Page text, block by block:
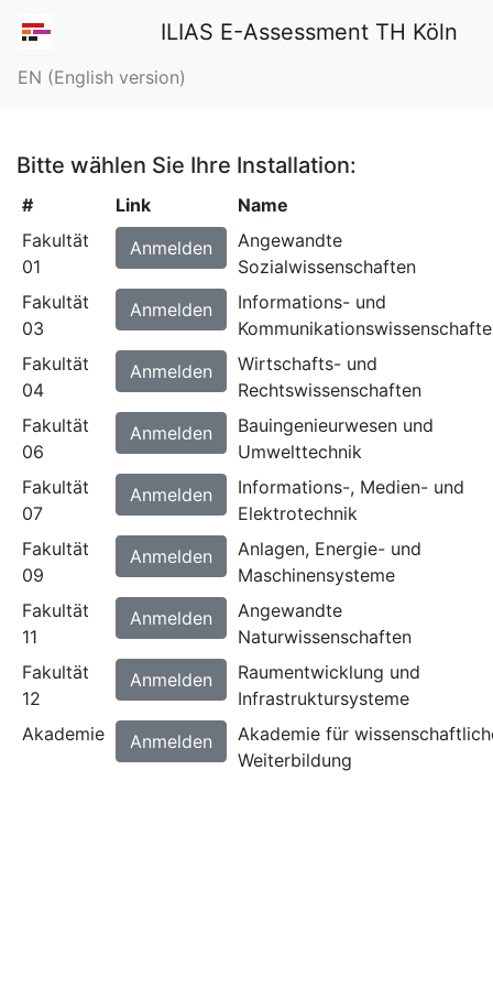
ILIAS E-Assessment TH Köln
EN (English version)
Bitte wählen Sie Ihre Installation:
# Link
Name
Fakultät
01
Anmelden
Angewandte
Sozialwissenschaften
Fakultät
03
Anmelden
Informations- und
Fakultät
04
Anmelden
Wirtschafts- und
Rechtswissenschaften
Fakultät
06
Anmelden
Bauingenieurwesen und
Umwelttechnik
Fakultät
07
Anmelden
Informations-, Medien- und
Elektrotechnik
Fakultät
09
Anmelden
Anlagen, Energie- und
Maschinensysteme
Fakultät
11
Anmelden
Angewandte
Naturwissenschaften
Fakultät
12
Anmelden
Raumentwicklung und
Infrastruktursysteme
Akademie
Anmelden
Akademie für
Weiterbildung